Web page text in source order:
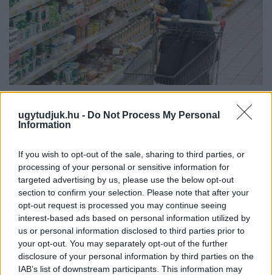
ugytudjuk.hu - Do Not Process My Personal
Information
If you wish to opt-out of the sale, sharing to third parties, or
processing of your personal or sensitive information for
targeted advertising by us, please use the below opt-out
section to confirm your selection. Please note that after your
opt-out request is processed you may continue seeing
interest-based ads based on personal information utilized by
us or personal information disclosed to third parties prior to
your opt-out. You may separately opt-out of the further
disclosure of your personal information by third parties on the
IAB’s list of downstream participants. This information may
INFLÁCIÓ MAGYARORSZÁGON
már csökkent.
Szólj hozzá!